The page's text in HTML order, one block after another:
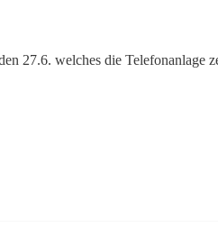
27.6. welches die